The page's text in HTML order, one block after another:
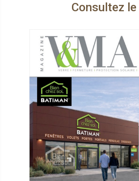
Consultez le magazine